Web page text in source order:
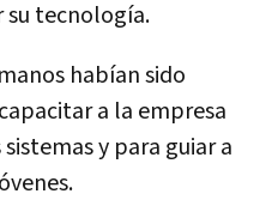
su tecnología.
habían sido
a la empresa
y para guiar a